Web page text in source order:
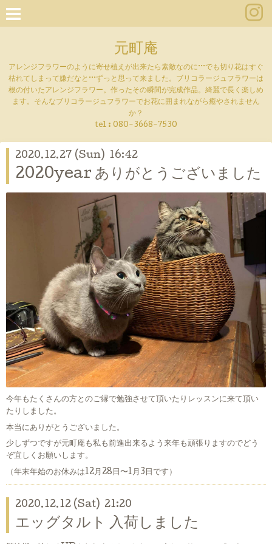
元町庵
アレンジフラワーのように寄せ植えが出来たら素敵なのに···でも切り花はすぐ
枯れてしまって嫌だなと···ずっと思って来ました。ブリコラージュフラワーは
根の付いたアレンジフラワー。作ったその瞬間が完成作品。綺麗で長く楽しめ
ます。そんなブリコラージュフラワーでお花に囲まれながら癒やされません
か？
tel : 080-3668-7530
2020.12.27 (Sun) 16:42
2020year ありがとうございました
今年もたくさんの方とのご縁で勉強させて頂いたりレッスンに来て頂い
たりしました。
本当にありがとうございました。
少しずつですが元町庵も私も前進出来るよう来年も頑張りますのでどう
ぞ宜しくお願いします。
（年末年始のお休みは12月28日〜1月3日です）
2020.12.12 (Sat) 21:20
エッグタルト 入荷しました